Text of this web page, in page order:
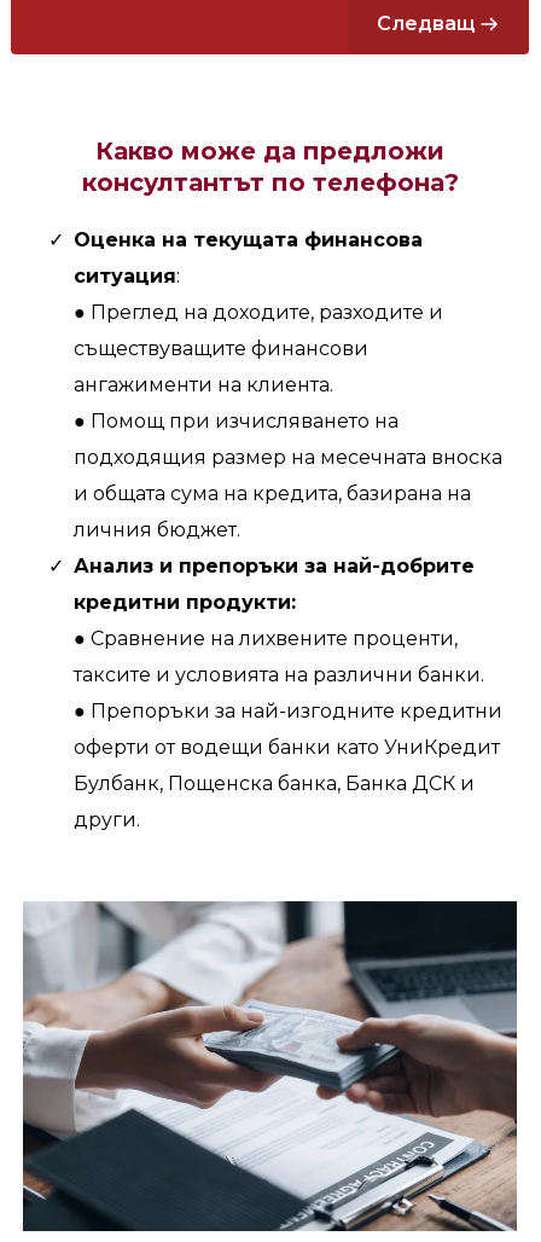
Следващ
Какво може да предложи
консултантът по телефона?
Оценка на текущата финансова
ситуация:
● Преглед на доходите, разходите и
съществуващите финансови
ангажименти на клиента.
● Помощ при изчисляването на
подходящия размер на месечната вноска
и общата сума на кредита, базирана на
личния бюджет.
Анализ и препоръки за най-добрите
кредитни продукти:
● Сравнение на лихвените проценти,
таксите и условията на различни банки.
● Препоръки за най-изгодните кредитни
оферти от водещи банки като УниКредит
Булбанк, Пощенска банка, Банка ДСК и
други.